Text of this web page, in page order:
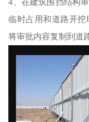
临时占用和道路开
将审批内容复制到道